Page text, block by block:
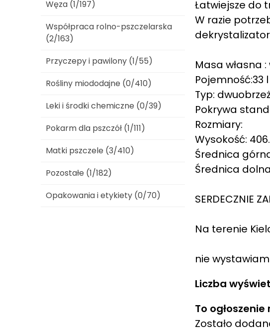
Łatwiejsze do
W razie
Masa własna
Pojemność:33 l
Typ:
Pokrywa
Rozmiary:
Wysokość:
Średnica
Średnica
SERDECZNIE
Na terenie
nie
Liczba
To
Zostało
Węza (1/197)
Współpraca rolno-pszczelarska
(2/163)
Przyczepy i pawilony (1/55)
Rośliny miododajne (0/410)
Leki i środki chemiczne (0/39)
Pokarm dla pszczół (1/111)
Matki pszczele (3/410)
Pozostałe (1/182)
Opakowania i etykiety (0/70)